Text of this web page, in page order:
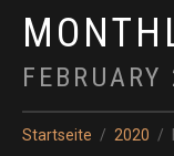
Startseite 2020